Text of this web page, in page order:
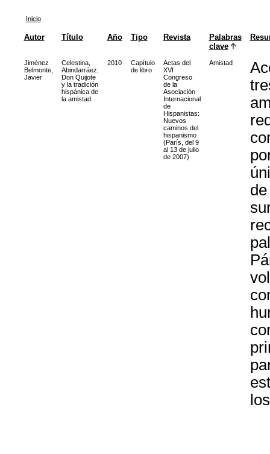
Inicio
Autor Título Año Tipo Revista
Palabras
clave
Jiménez
Belmonte,
Javier
Celestina,
Abindarráez,
Don Quijote
y la tradición
hispánica de
la amistad
2010
Capítulo
de libro
Actas del
XVI
Congreso
de la
Asociación
Internacional
de
Hispanistas:
Nuevos
caminos del
hispanismo
(París, del 9
al 13 de julio
de 2007)
Amistad